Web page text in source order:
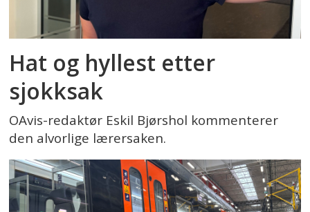
Hat og hyllest etter
sjokksak
OAvis-redaktør Eskil Bjørshol kommenterer
den alvorlige lærersaken.